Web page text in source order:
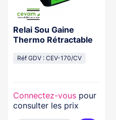
Relai Sou Gaine
Thermo Rétractable
Réf GDV : CEV-170/CV
Connectez-vous pour
consulter les prix